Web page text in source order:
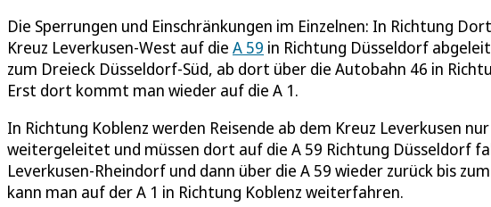
Die Sperrungen und Einschränkungen im Einzelnen: In Richtung
Kreuz Leverkusen-West auf die A 59 in Richtung Düsseldorf
zum Dreieck Düsseldorf-Süd, ab dort über die Autobahn 46 in
Erst dort kommt man wieder auf die A 1.
In Richtung Koblenz werden Reisende ab dem Kreuz Leverkusen
weitergeleitet und müssen dort auf die A 59 Richtung Düsseldorf
Leverkusen-Rheindorf und dann über die A 59 wieder zurück bis
kann man auf der A 1 in Richtung Koblenz weiterfahren.